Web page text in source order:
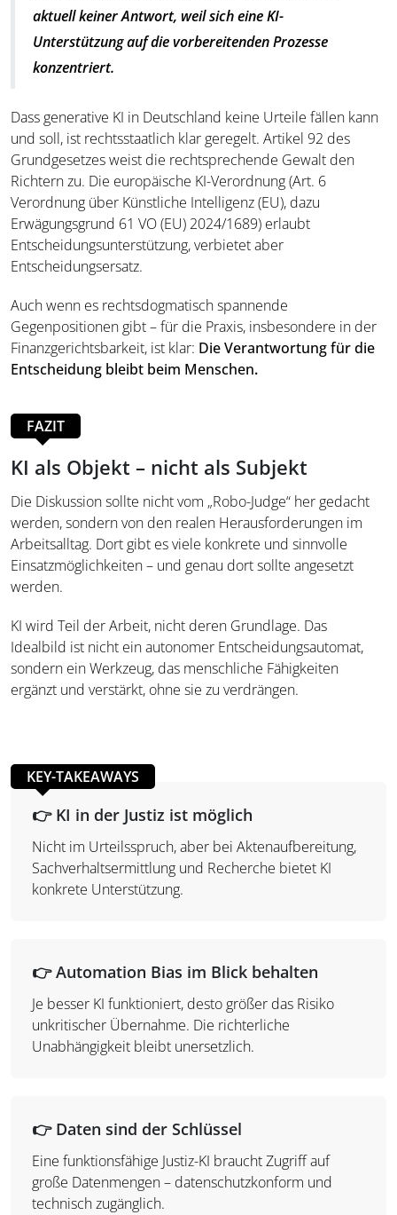
aktuell keiner Antwort, weil sich eine KI-
Unterstützung auf die vorbereitenden Prozesse
konzentriert.
Dass generative KI in Deutschland keine Urteile fällen kann
und soll, ist rechtsstaatlich klar geregelt. Artikel 92 des
Grundgesetzes weist die rechtsprechende Gewalt den
Richtern zu. Die europäische KI-Verordnung (Art. 6
Verordnung über Künstliche Intelligenz (EU), dazu
Erwägungsgrund 61 VO (EU) 2024/1689) erlaubt
Entscheidungsunterstützung, verbietet aber
Entscheidungsersatz.
Auch wenn es rechtsdogmatisch spannende
Gegenpositionen gibt – für die Praxis, insbesondere in der
Finanzgerichtsbarkeit, ist klar: Die Verantwortung für die
Entscheidung bleibt beim Menschen.
FAZIT
KI als Objekt – nicht als Subjekt
Die Diskussion sollte nicht vom „Robo-Judge“ her gedacht
werden, sondern von den realen Herausforderungen im
Arbeitsalltag. Dort gibt es viele konkrete und sinnvolle
Einsatzmöglichkeiten – und genau dort sollte angesetzt
werden.
KI wird Teil der Arbeit, nicht deren Grundlage. Das
Idealbild ist nicht ein autonomer Entscheidungsautomat,
sondern ein Werkzeug, das menschliche Fähigkeiten
ergänzt und verstärkt, ohne sie zu verdrängen.
KEY-TAKEAWAYS
👉 KI in der Justiz ist möglich
Nicht im Urteilsspruch, aber bei Aktenaufbereitung,
Sachverhaltsermittlung und Recherche bietet KI
konkrete Unterstützung.
👉Automation Bias im Blick behalten
Je besser KI funktioniert, desto größer das Risiko
unkritischer Übernahme. Die richterliche
Unabhängigkeit bleibt unersetzlich.
👉Daten sind der Schlüssel
Eine funktionsfähige Justiz-KI braucht Zugriff auf
große Datenmengen – datenschutzkonform und
technisch zugänglich.